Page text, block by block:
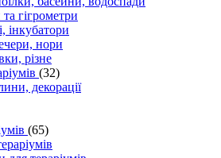
гігрометри
інкубатори
нори
різне
(32)
декорації
(65)